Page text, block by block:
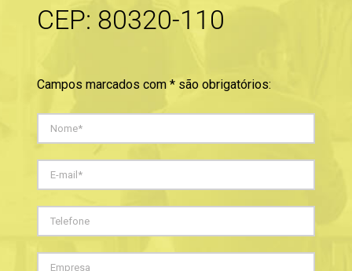
CEP: 80320-110
Campos marcados com * são obrigatórios: